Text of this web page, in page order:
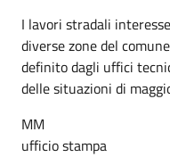
I lavori stradali
diverse zone del
definito dagli uffici
delle situazioni di
MM
ufficio stampa